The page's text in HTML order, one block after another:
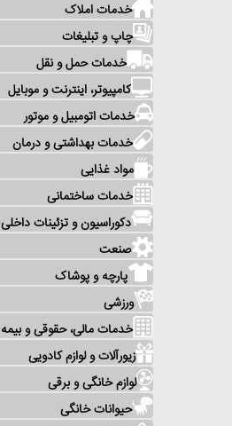
خدمات املاک
چاپ و تبلیغات
خدمات حمل و نقل
کامپیوتر، اینترنت و موبایل
خدمات اتومبیل و موتور
خدمات بهداشتی و درمان
مواد غذایی
خدمات ساختمانی
دکوراسیون و تزئینات داخلی
صنعت
پارچه و پوشاک
ورزشی
خدمات مالی، حقوقی و بیمه
زیورآلات و لوازم کادویی
لوازم خانگی و برقی
حیوانات خانگی